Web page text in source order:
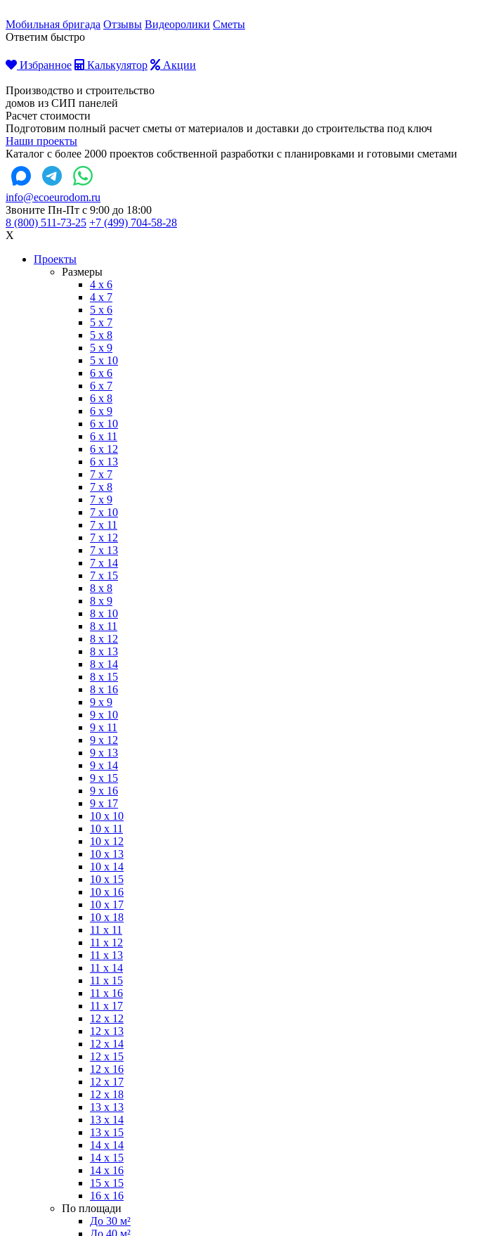
Мобильная бригада Отзывы Видеоролики Сметы
Ответим быстро
Избранное Калькулятор Акции
Производство и строительство
домов из СИП панелей
Расчет стоимости
Подготовим полный расчет сметы от материалов и доставки до строительства под ключ
Наши проекты
Каталог с более 2000 проектов собственной разработки с планировками и готовыми сметами
info@ecoeurodom.ru
Звоните Пн-Пт с 9:00 до 18:00
8 (800) 511-73-25 +7 (499) 704-58-28
X
Проекты
Размеры
4 x 6
4 x 7
5 x 6
5 x 7
5 x 8
5 x 9
5 x 10
6 x 6
6 x 7
6 x 8
6 x 9
6 x 10
6 x 11
6 x 12
6 x 13
7 x 7
7 x 8
7 x 9
7 x 10
7 x 11
7 x 12
7 x 13
7 x 14
7 x 15
8 x 8
8 x 9
8 x 10
8 x 11
8 x 12
8 x 13
8 x 14
8 x 15
8 x 16
9 x 9
9 x 10
9 x 11
9 x 12
9 x 13
9 x 14
9 x 15
9 x 16
9 x 17
10 x 10
10 x 11
10 x 12
10 x 13
10 x 14
10 x 15
10 x 16
10 x 17
10 x 18
11 x 11
11 x 12
11 x 13
11 x 14
11 x 15
11 x 16
11 x 17
12 x 12
12 x 13
12 x 14
12 x 15
12 x 16
12 x 17
12 x 18
13 x 13
13 x 14
13 x 15
14 x 14
14 x 15
14 x 16
15 x 15
16 x 16
По площади
До 30 м²
До 40 м²